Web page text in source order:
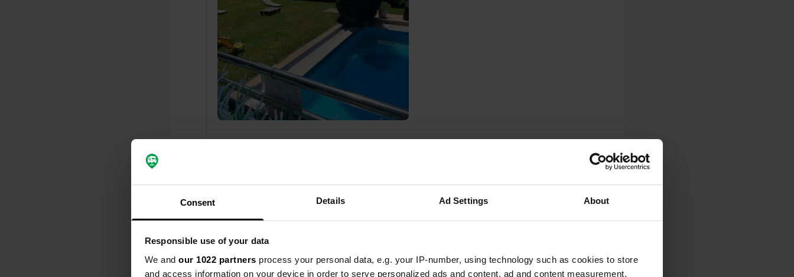
Consent Details Ad Settings About
Responsible use of your data
We and our 1022 partners process your personal data, e.g. your IP-number, using technology such as cookies to store
and access information on your device in order to serve personalized ads and content, ad and content measurement,
Un excellent point de départ pour visiter la ville. Depuis le camping, prenez à gauche en direction du
football, tournez à gauche. Environ 30 minutes de marche. La marche est agréable à l'ombre.
Traduit par GoogleAfficher l'original
Sitecode: 100736